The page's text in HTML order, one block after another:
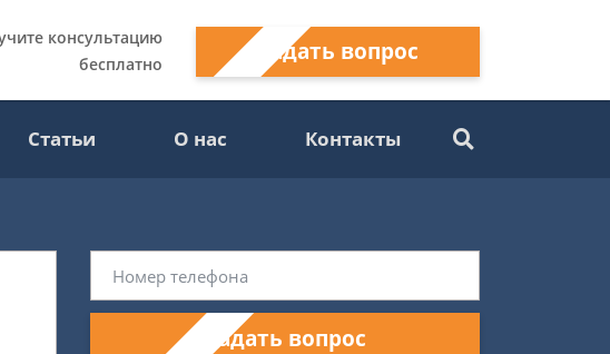
консультацию
бесплатно
Задать вопрос
Статьи О нас Контакты
Задать вопрос